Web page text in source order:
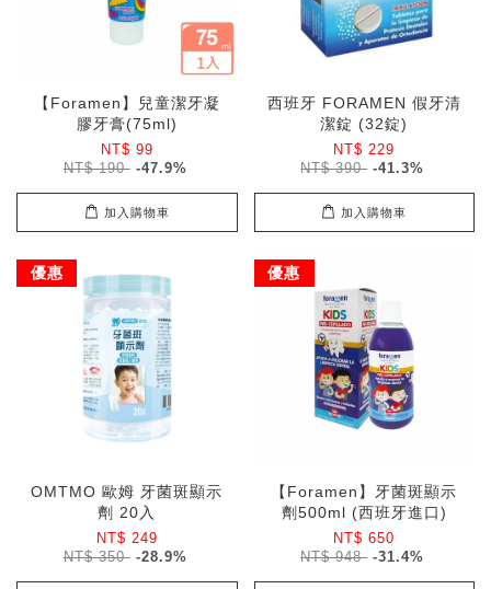
【Foramen】兒童潔牙凝
膠牙膏(75ml)
NT$ 99
NT$ 190 -47.9%
加入購物車
西班牙 FORAMEN 假牙清
潔錠 (32錠)
NT$ 229
NT$ 390 -41.3%
加入購物車
優惠
OMTMO 歐姆 牙菌斑顯示
劑 20入
NT$ 249
NT$ 350 -28.9%
優惠
【Foramen】牙菌斑顯示
劑500ml (西班牙進口)
NT$ 650
NT$ 948 -31.4%